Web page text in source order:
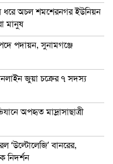
ধরে অচল শমশেরনগর ইউনিয়ন
মানুষ
পদায়ন, সুনামগঞ্জে
জুয়া চক্রের ৭ সদস্য
অপহৃত মাদ্রাসাছাত্রী
‘উল্টোলেজি’ বানরের,
নিদর্শন